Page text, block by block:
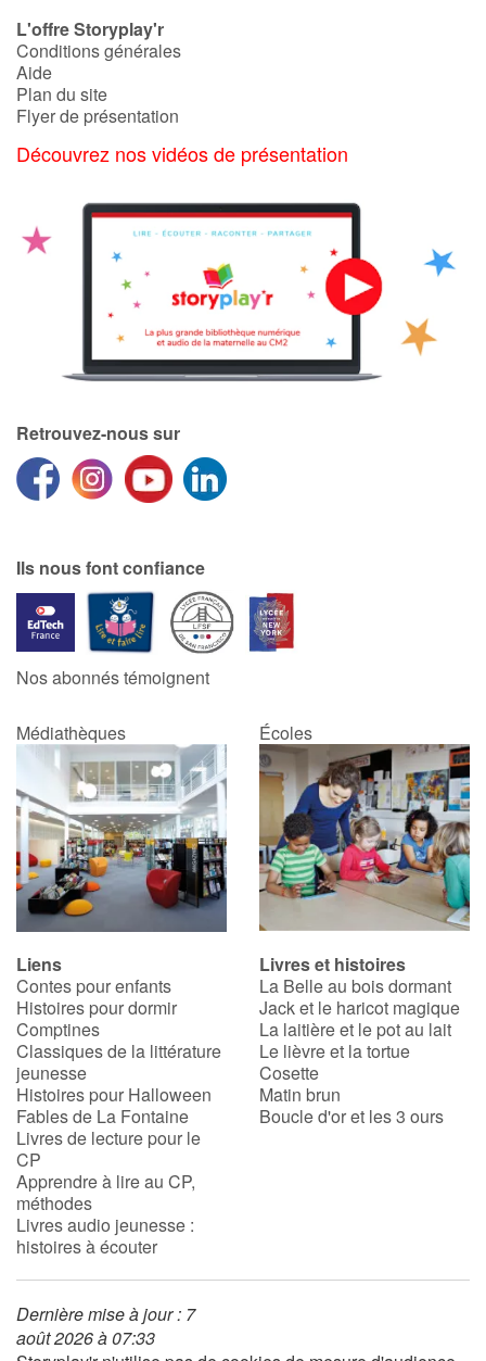
L'offre Storyplay'r
Conditions générales
Aide
Plan du site
Flyer de présentation
Découvrez nos vidéos de présentation
Retrouvez-nous sur
Ils nous font confiance
Nos abonnés témoignent
Médiathèques Écoles
Liens
Contes pour enfants
Histoires pour dormir
Comptines
Classiques de la littérature
jeunesse
Histoires pour Halloween
Fables de La Fontaine
Livres de lecture pour le
CP
Apprendre à lire au CP,
méthodes
Livres audio jeunesse :
histoires à écouter
Livres et histoires
La Belle au bois dormant
Jack et le haricot magique
La laitière et le pot au lait
Le lièvre et la tortue
Cosette
Matin brun
Boucle d'or et les 3 ours
Dernière mise à jour : 7
août 2026 à 07:33